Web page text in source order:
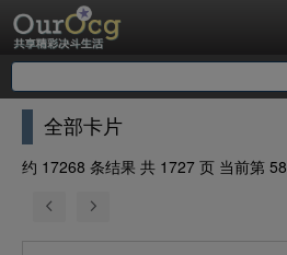
全部卡片
约 17268 条结果 共 1727 页 当前第